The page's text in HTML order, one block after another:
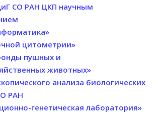
СО РАН ЦКП научным
цитометрии»
пушных и
животных»
анализа биологических
РАН
генетическая лаборатория»